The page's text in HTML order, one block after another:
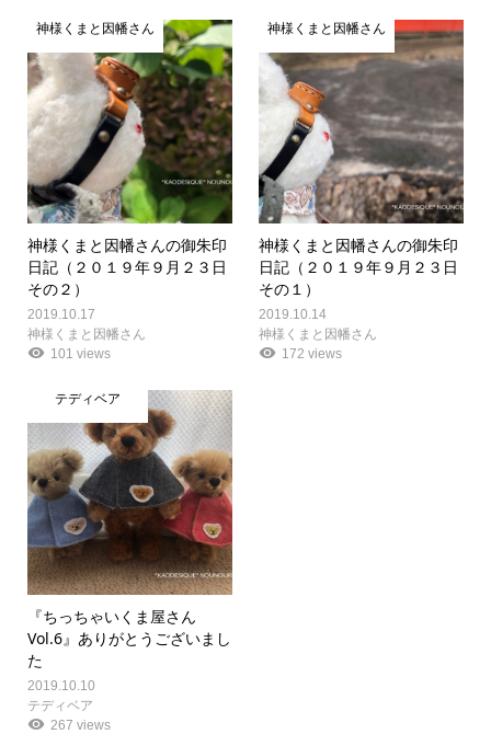
神様くまと因幡さん
神様くまと因幡さんの御朱印
日記（２０１９年９月２３日
その２）
2019.10.17
神様くまと因幡さん
101 views
神様くまと因幡さん
神様くまと因幡さんの御朱印
日記（２０１９年９月２３日
その１）
2019.10.14
神様くまと因幡さん
172 views
テディベア
『ちっちゃいくま屋さん
Vol.6』ありがとうございまし
た
2019.10.10
テディベア
267 views